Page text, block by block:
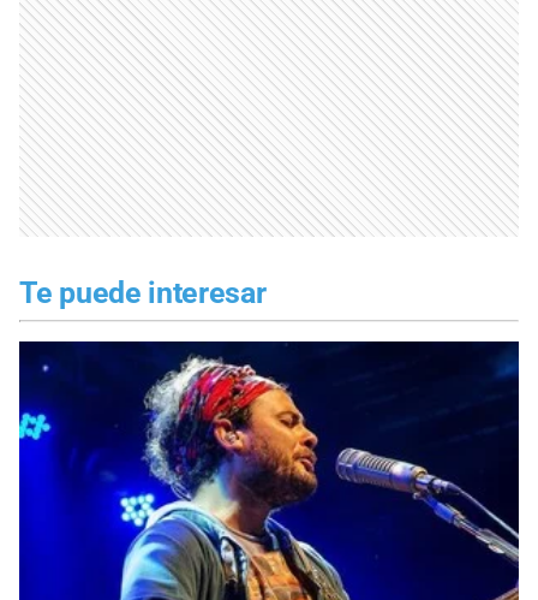
Te puede interesar